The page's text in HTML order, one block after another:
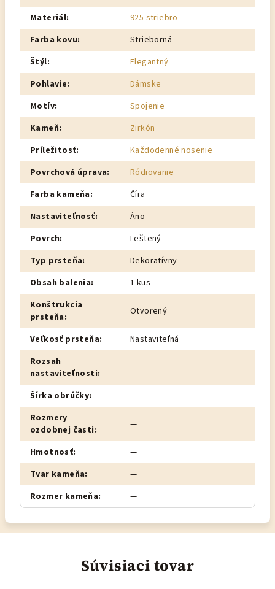
Materiál:
925 striebro
Farba kovu:
Strieborná
Štýl:
Elegantný
Pohlavie:
Dámske
Motív:
Spojenie
Kameň:
Zirkón
Príležitosť:
Každodenné nosenie
Povrchová úprava:
Ródiovanie
Farba kameňa:
Číra
Nastaviteľnosť:
Áno
Povrch:
Leštený
Typ prsteňa:
Dekoratívny
Obsah balenia:
1 kus
Konštrukcia
prsteňa: Otvorený
Veľkosť prsteňa:
Nastaviteľná
Rozsah
nastaviteľnosti: —
Šírka obrúčky:
—
Rozmery
ozdobnej časti: —
Hmotnosť:
—
Tvar kameňa:
—
Rozmer kameňa: —
Súvisiaci tovar